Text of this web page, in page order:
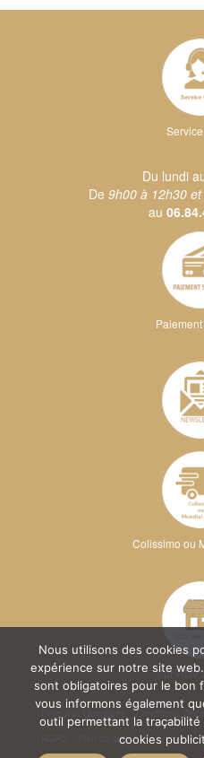
Du lundi
De 9h00 à 12h30
au
Colissimo ou
Sur RDV
Conditions
Plan du site
Nous utilisons des cookies
expérience sur notre site
sont obligatoires pour le bon
vous informons également
outil permettant la
cookies